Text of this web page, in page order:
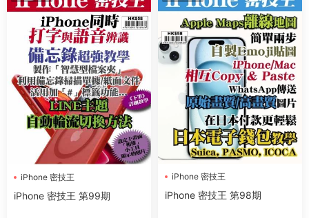
iPhone 密技王
iPhone 密技王 第99期
iPhone 密技王
iPhone 密技王 第98期